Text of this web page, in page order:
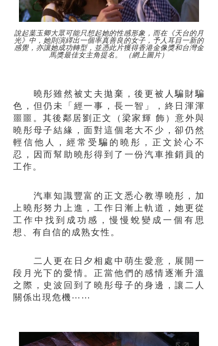
說起葉玉卿大眾可能只想起她的性感形象，而在《天台的月
光》中，她則演繹出一個率真善良的女子，予人耳目一新的
感覺，亦讓她成功轉型，並憑此片獲得香港金像獎和台灣金
馬獎最佳女主角提名。 （網上圖片）
曉彤雖然被丈夫拋棄，後更被人騙財騙
色，但仍未「經一事，長一智」，終日渾渾
噩噩。其後鄰居劉正文（梁家輝 飾）意外與
曉彤母子結緣，面對這個老大不少，卻仍然
輕信他人，經常受騙的曉彤，正文於心不
忍，因而幫助曉彤得到了一份汽車推銷員的
工作。
汽車知識豐富的正文悉心教導曉彤，加
上曉彤努力上進，工作日漸上軌道，她更從
工作中找到成功感，慢慢蛻變成一個有思
想、有自信的成熟女性。
二人更在日夕相處中萌生愛意，展開一
段月光下的愛情。正當他們的感情逐漸升溫
之際，史波回到了曉彤母子的身邊，讓二人
關係出現危機⋯⋯